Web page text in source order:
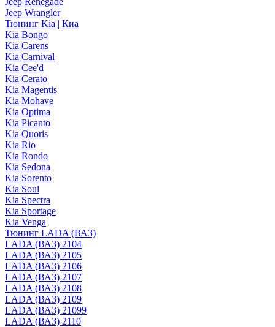
Jeep Wrangler
Тюнинг Kia | Киа
Kia Bongo
Kia Carens
Kia Carnival
Kia Cee'd
Kia Cerato
Kia Magentis
Kia Mohave
Kia Optima
Kia Picanto
Kia Quoris
Kia Rio
Kia Rondo
Kia Sedona
Kia Sorento
Kia Soul
Kia Spectra
Kia Sportage
Kia Venga
Тюнинг LADA (ВАЗ)
LADA (ВАЗ) 2104
LADA (ВАЗ) 2105
LADA (ВАЗ) 2106
LADA (ВАЗ) 2107
LADA (ВАЗ) 2108
LADA (ВАЗ) 2109
LADA (ВАЗ) 21099
LADA (ВАЗ) 2110